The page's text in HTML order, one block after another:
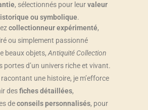
, sélectionnés pour leurvaleur
ou symbolique.
collectionneur expérimenté,
ou simplement passionné
beaux objets,Antiquité Collection
portes d’un univers riche et vivant.
une histoire, je m’efforce
desfiches détaillées,
deconseils personnalisés, pour